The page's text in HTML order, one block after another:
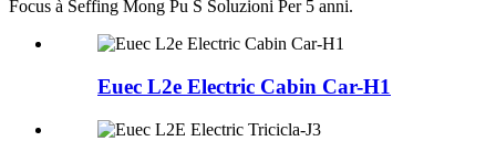
Focus à Seffing Mong Pu S Soluzioni Per 5 anni.
Euec L2e Electric Cabin Car-H1